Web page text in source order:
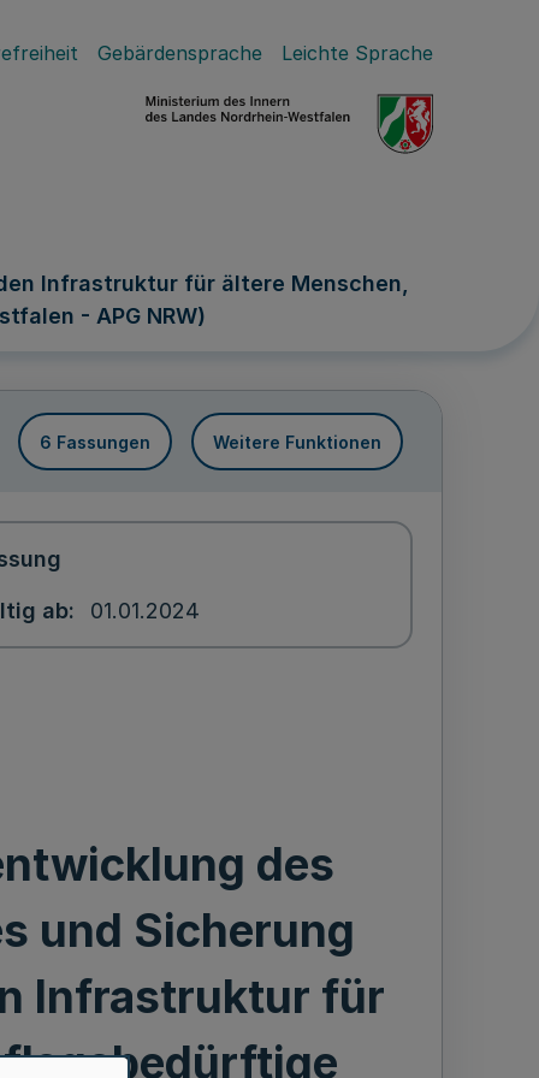
Gebärdensprache Leichte Sprache
Infrastruktur für ältere Menschen,
- APG NRW)
6 Fassungen Weitere Funktionen
ab 01.01.2024
des
und Sicherung
Infrastruktur für